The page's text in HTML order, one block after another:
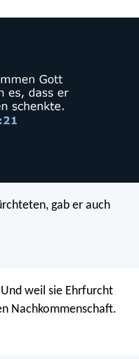
gab er auch
weil sie Ehrfurcht
Nachkommenschaft.